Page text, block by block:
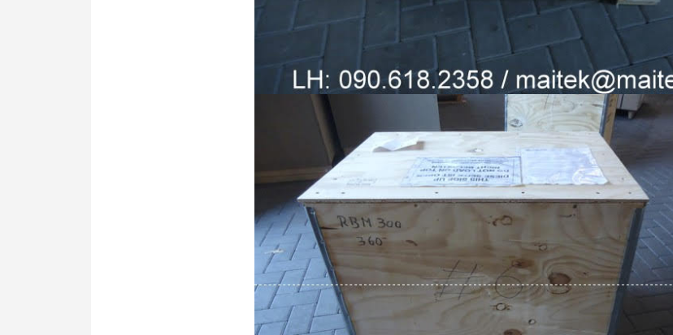
FINETECH
Đào taọ trí tuệ nhân tạo AI
Đào tạo IOT
Đào tạo Blockchain ( Chuỗi
Xe tự hành
Máy in 3D
Lập trình nhúng, Androi
Thiết bị tạo mẫu nhanh,
máy Laser, CNC